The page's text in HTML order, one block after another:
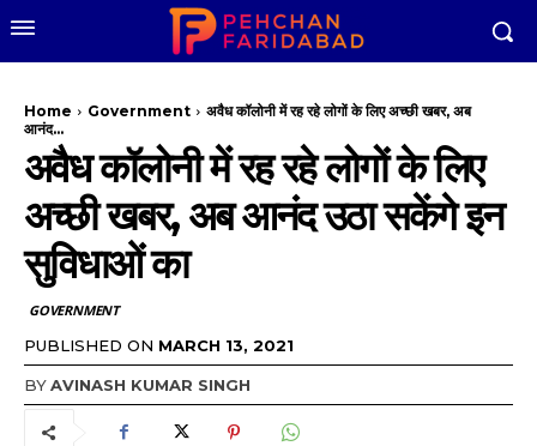
Home Government
अवैध कॉलोनी में रह रहे लोगों के लिए अच्छी खबर, अब
आनंद...
अवैध कॉलोनी में रह रहे लोगों के लिए
अच्छी खबर, अब आनंद उठा सकेंगे इन
सुविधाओं का
GOVERNMENT
PUBLISHED ON MARCH 13, 2021
BYAVINASH KUMAR SINGH